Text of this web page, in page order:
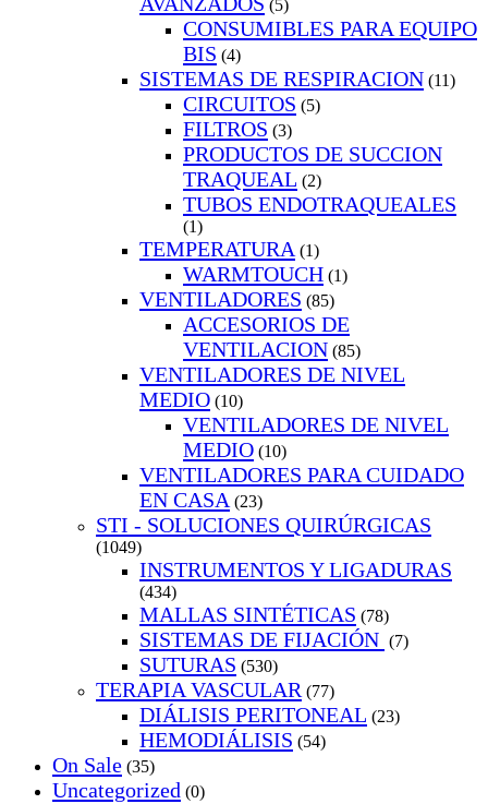
(5)
CONSUMIBLES PARA EQUIPO
BIS (4)
SISTEMAS DE RESPIRACION (11)
CIRCUITOS (5)
FILTROS (3)
PRODUCTOS DE SUCCION
TRAQUEAL (2)
TUBOS ENDOTRAQUEALES
(1)
TEMPERATURA (1)
WARMTOUCH (1)
VENTILADORES (85)
ACCESORIOS DE
VENTILACION (85)
VENTILADORES DE NIVEL
MEDIO (10)
VENTILADORES DE NIVEL
MEDIO (10)
VENTILADORES PARA CUIDADO
EN CASA (23)
STI - SOLUCIONES QUIRÚRGICAS
(1049)
INSTRUMENTOS Y LIGADURAS
(434)
MALLAS SINTÉTICAS (78)
SISTEMAS DE FIJACIÓN (7)
SUTURAS (530)
TERAPIA VASCULAR (77)
DIÁLISIS PERITONEAL (23)
HEMODIÁLISIS (54)
On Sale (35)
Uncategorized (0)